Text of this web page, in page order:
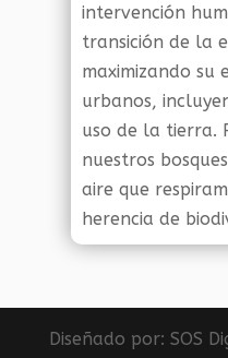
intervención
transición de la
maximizando su
urbanos,
uso de la tierra.
nuestros
aire que
herencia de
Diseñado por:SOS